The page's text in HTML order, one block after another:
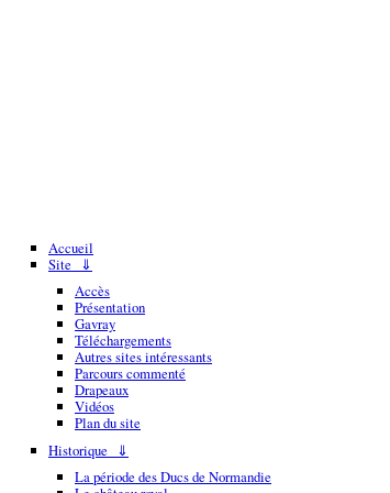
Accueil
Site ⇓
Accès
Présentation
Gavray
Téléchargements
Autres sites intéressants
Parcours commenté
Drapeaux
Vidéos
Plan du site
Historique ⇓
La période des Ducs de Normandie